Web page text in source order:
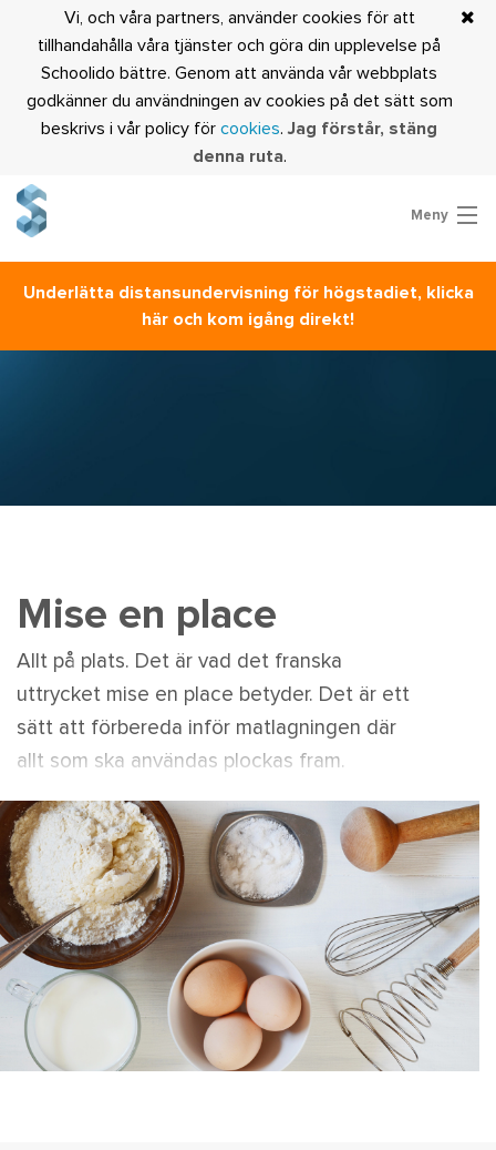
Vi, och våra partners, använder cookies för att
tillhandahålla våra tjänster och göra din upplevelse på
Schoolido bättre. Genom att använda vår webbplats
godkänner du användningen av cookies på det sätt som
beskrivs i vår policy för cookies. Jag förstår, stäng
denna ruta.
Meny
Är du lärare?
Underlätta distansundervisning för högstadiet, klicka
här och kom igång direkt!
Mise en place
Allt på plats. Det är vad det franska
uttrycket mise en place betyder. Det är ett
sätt att förbereda inför matlagningen där
allt som ska användas plockas fram.